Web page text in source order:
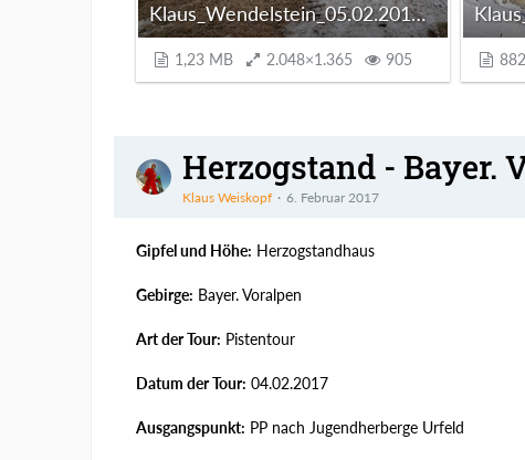
Klaus_Wendelstein_05.02.2017_1000115.jpg
1,23 MB 2.048×1.365 905
Herzogstand - Bayer.
Klaus Weiskopf 6. Februar 2017
Gipfel und Höhe: Herzogstandhaus
Gebirge: Bayer. Voralpen
Art der Tour: Pistentour
Datum der Tour: 04.02.2017
Ausgangspunkt: PP nach Jugendherberge Urfeld